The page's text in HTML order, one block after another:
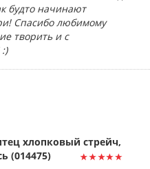
будто начинают
Спасибо любимому
творить и с
хлопковый стрейч,
(014475)